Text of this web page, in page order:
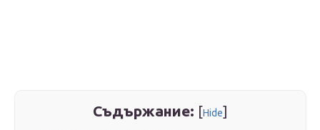
Съдържание: [Hide]